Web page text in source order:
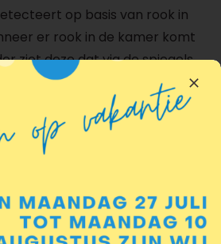
op basis van rook in
er rook in de kamer komt
ziet deze dat via de spiegels
als het ware vervuilt
naar het alarmsysteem
de omgeving continu
vrijkomt bij onvolledige
verbranding kan
onderhouden gaskachels,